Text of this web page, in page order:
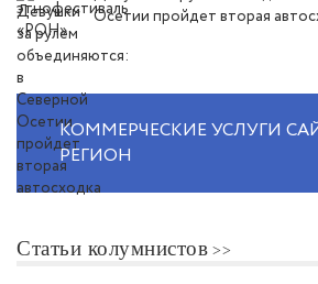
Осетии пройдет вторая
КОММЕРЧЕСКИЕ УСЛУГИ
РЕГИОН
Статьи колумнистов